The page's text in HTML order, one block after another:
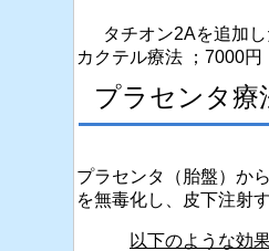
タチオン2Aを追加し
カクテル療法 ；7000
プラセンタ療
プラセンタ（胎盤）か
を無毒化し、皮下注射
以下のような効